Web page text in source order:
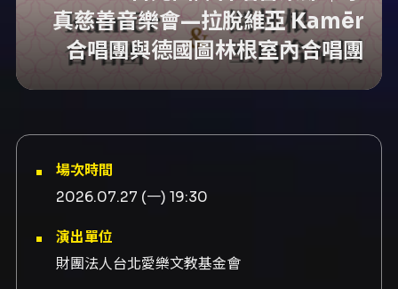
真慈善音樂會—拉脫維亞 Kamēr
合唱團與德國圖林根室內合唱團
場次時間
2026.07.27 (一) 19:30
演出單位
財團法人台北愛樂文教基金會